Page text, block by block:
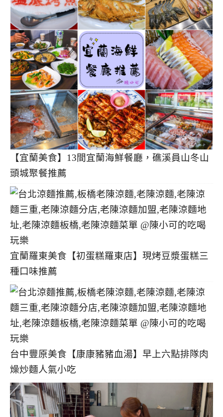
【宜蘭美食】13間宜蘭海鮮餐廳，礁溪員山冬山
頭城聚餐推薦
宜蘭羅東美食【初蛋糕羅東店】現烤豆漿蛋糕三
種口味推薦
台中豐原美食【康康豬豬血湯】早上六點排隊肉
燥炒麵人氣小吃